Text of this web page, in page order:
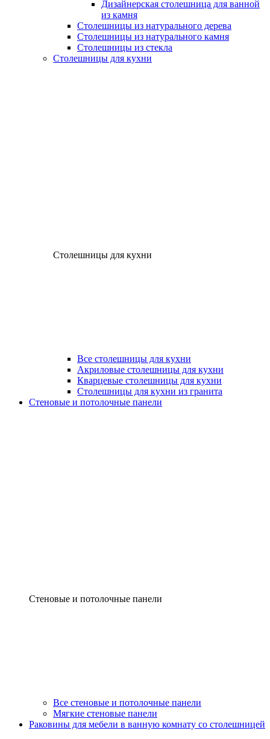
Дизайнерская столешница для ванной
из камня
Столешницы из натурального дерева
Столешницы из натурального камня
Столешницы из стекла
Столешницы для кухни
Столешницы для кухни
Все столешницы для кухни
Акриловые столешницы для кухни
Кварцевые столешницы для кухни
Столешницы для кухни из гранита
Стеновые и потолочные панели
Стеновые и потолочные панели
Все стеновые и потолочные панели
Мягкие стеновые панели
Раковины для мебели в ванную комнату со столешницей